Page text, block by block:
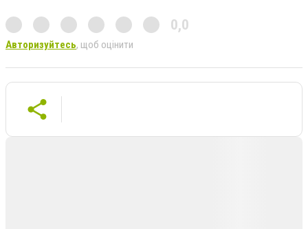
0,0
Авторизуйтесь, щоб оцінити